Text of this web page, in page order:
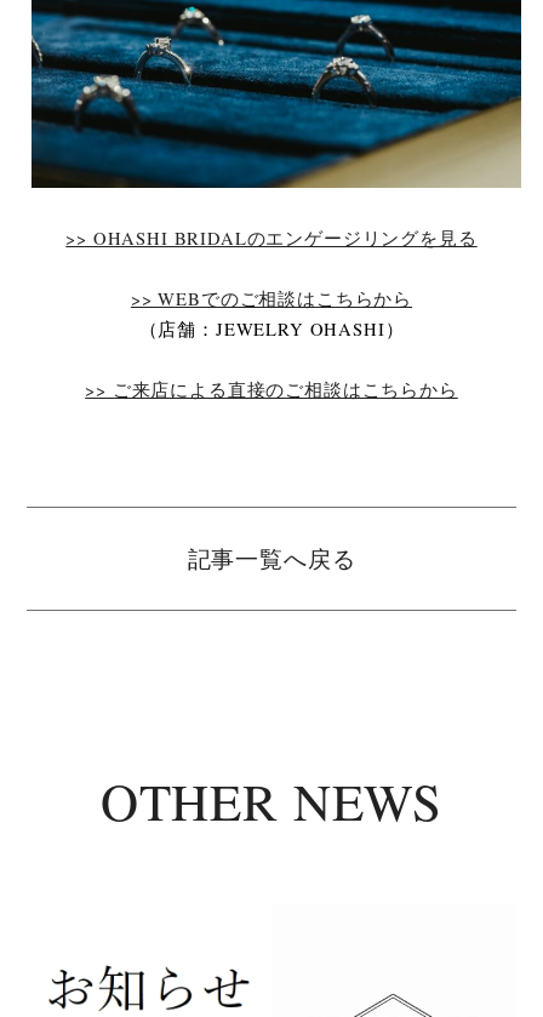
>> OHASHI BRIDALのエンゲージリングを見る
>> WEBでのご相談はこちらから
（店舗：JEWELRY OHASHI）
>> ご来店による直接のご相談はこちらから
記事一覧へ戻る
OTHER NEWS